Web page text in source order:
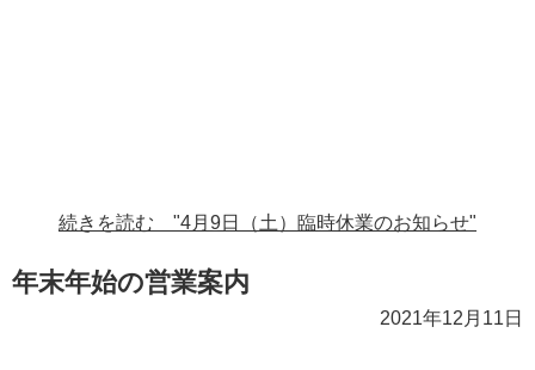
続きを読む "4月9日（土）臨時休業のお知らせ"
年末年始の営業案内
2021年12月11日